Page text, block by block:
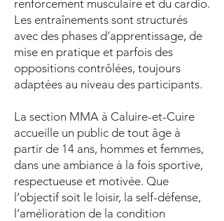
renforcement musculaire et du cardio.
Les entraînements sont structurés
avec des phases d’apprentissage, de
mise en pratique et parfois des
oppositions contrôlées, toujours
adaptées au niveau des participants.
La section MMA à Caluire-et-Cuire
accueille un public de tout âge à
partir de 14 ans, hommes et femmes,
dans une ambiance à la fois sportive,
respectueuse et motivée. Que
l’objectif soit le loisir, la self-défense,
l’amélioration de la condition